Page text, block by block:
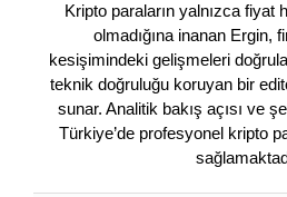
Kripto paraların yalnızca fiyat
olmadığına inanan Ergin,
kesişimindeki gelişmeleri
teknik doğruluğu koruyan bir
sunar. Analitik bakış açısı ve
Türkiye’de profesyonel kripto